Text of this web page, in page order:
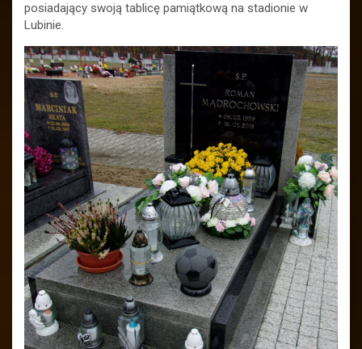
posiadający swoją tablicę pamiątkową na stadionie w
Lubinie.